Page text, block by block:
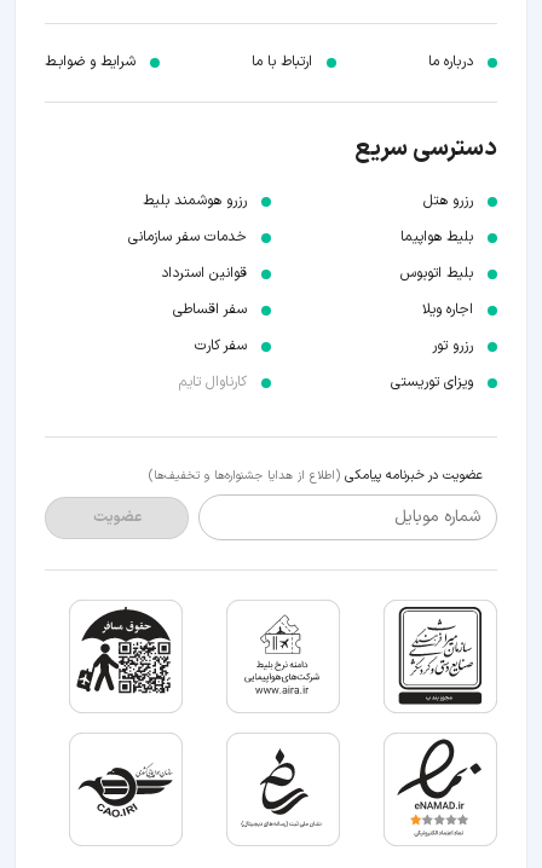
درباره ما ارتباط با ما شرایط و ضوابـط
دسترسی سریع
رزرو هتل
بلیط هواپیما
بلیط اتوبوس
اجاره ویلا
رزرو تور
ویزای توریستی
رزرو هوشمند بلیط
خدمات سفر سازمانی
قوانین استرداد
سفر اقساطی
سفر کارت
کارناوال تایم
عضویت در خبرنامه پیامکی (اطلاع از هدایا جشنواره‌ها و تخفیف‌ها)
شماره موبایل عضویت